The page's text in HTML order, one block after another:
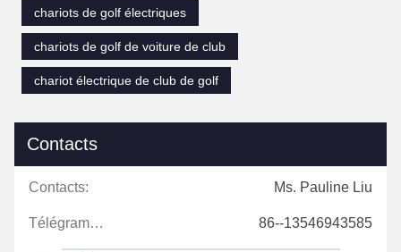
chariots de golf électriques
chariots de golf de voiture de club
chariot électrique de club de golf
Contacts
Contacts: Ms. Pauline Liu
Télégramme: 86--13546943585